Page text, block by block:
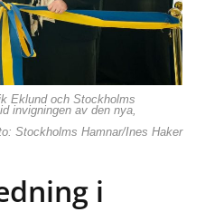
Eklund och Stockholms
invigningen av den nya,
Stockholms Hamnar/Ines Haker
i